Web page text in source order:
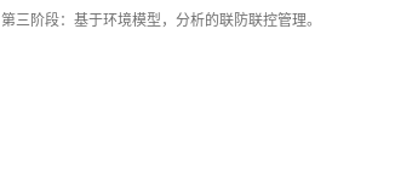
第三阶段：基于环境模型，分析的联防联控管理。